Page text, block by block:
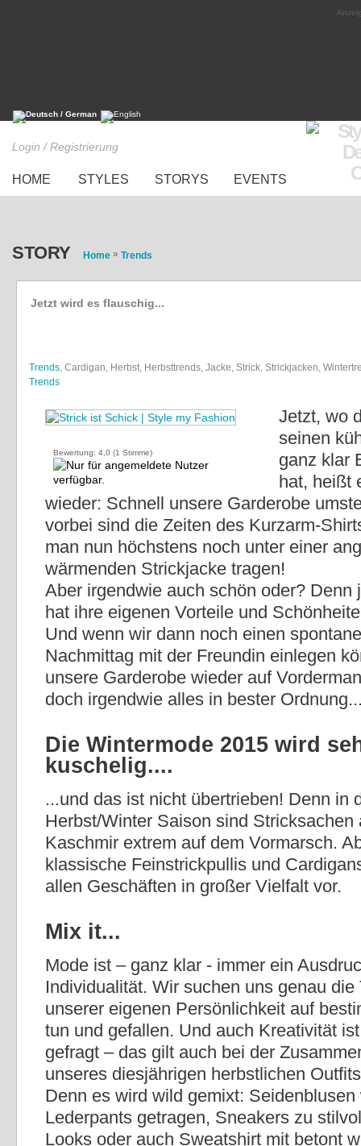
Login / Registrierung
HOME STYLES STORYS EVENTS
STORY Home » Trends
Jetzt wird es flauschig...
Trends, Cardigan, Herbst, Herbsttrends, Jacke, Strick, Strickjacken,
Trends
Bewertung: 4,0 (1 Stimme)
Jetzt, wo
seinen
ganz klar
hat, heißt
wieder: Schnell unsere Garderobe
vorbei sind die Zeiten des Kurzarm-
man nun höchstens noch unter einer
wärmenden Strickjacke tragen!
Aber irgendwie auch schön oder? Denn
hat ihre eigenen Vorteile und
Und wenn wir dann noch einen
Nachmittag mit der Freundin einlegen
unsere Garderobe wieder auf
doch irgendwie alles in bester
Die Wintermode 2015 wird
kuschelig....
...und das ist nicht übertrieben! Denn in
Herbst/Winter Saison sind Stricksachen
Kaschmir extrem auf dem Vormarsch.
klassische Feinstrickpullis und
allen Geschäften in großer Vielfalt vor.
Mix it...
Mode ist – ganz klar - immer ein
Individualität. Wir suchen uns genau die
unserer eigenen Persönlichkeit auf
tun und gefallen. Und auch Kreativität
gefragt – das gilt auch bei der
unseres diesjährigen herbstlichen
Denn es wird wild gemixt: Seidenblusen
Lederpants getragen, Sneakers zu
Looks oder auch Sweatshirt mit betont